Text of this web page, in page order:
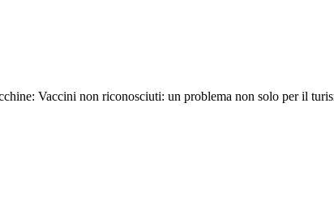
Vaccini non riconosciuti: un problema non solo per il